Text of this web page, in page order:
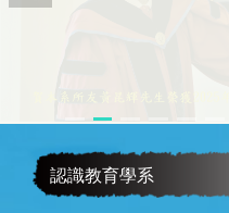
認識教育學系